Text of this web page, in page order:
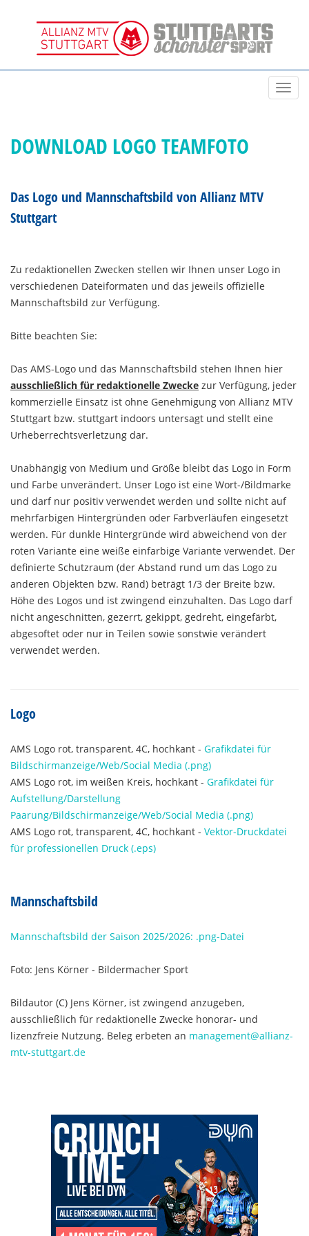
DOWNLOAD LOGO TEAMFOTO
Das Logo und Mannschaftsbild von Allianz MTV
Stuttgart
Zu redaktionellen Zwecken stellen wir Ihnen unser Logo in
verschiedenen Dateiformaten und das jeweils offizielle
Mannschaftsbild zur Verfügung.
Bitte beachten Sie:
Das AMS-Logo und das Mannschaftsbild stehen Ihnen hier
ausschließlich für redaktionelle Zwecke zur Verfügung, jeder
kommerzielle Einsatz ist ohne Genehmigung von Allianz MTV
Stuttgart bzw. stuttgart indoors untersagt und stellt eine
Urheberrechtsverletzung dar.
Unabhängig von Medium und Größe bleibt das Logo in Form
und Farbe unverändert. Unser Logo ist eine Wort-/Bildmarke
und darf nur positiv verwendet werden und sollte nicht auf
mehrfarbigen Hintergründen oder Farbverläufen eingesetzt
werden. Für dunkle Hintergründe wird abweichend von der
roten Variante eine weiße einfarbige Variante verwendet. Der
definierte Schutzraum (der Abstand rund um das Logo zu
anderen Objekten bzw. Rand) beträgt 1/3 der Breite bzw.
Höhe des Logos und ist zwingend einzuhalten. Das Logo darf
nicht angeschnitten, gezerrt, gekippt, gedreht, eingefärbt,
abgesoftet oder nur in Teilen sowie sonstwie verändert
verwendet werden.
Logo
AMS Logo rot, transparent, 4C, hochkant - Grafikdatei für
Bildschirmanzeige/Web/Social Media (.png)
AMS Logo rot, im weißen Kreis, hochkant - Grafikdatei für
Aufstellung/Darstellung
Paarung/Bildschirmanzeige/Web/Social Media (.png)
AMS Logo rot, transparent, 4C, hochkant - Vektor-Druckdatei
für professionellen Druck (.eps)
Mannschaftsbild
Mannschaftsbild der Saison 2025/2026: .png-Datei
Foto: Jens Körner - Bildermacher Sport
Bildautor (C) Jens Körner, ist zwingend anzugeben,
ausschließlich für redaktionelle Zwecke honorar- und
lizenzfreie Nutzung. Beleg erbeten an management@allianz-
mtv-stuttgart.de